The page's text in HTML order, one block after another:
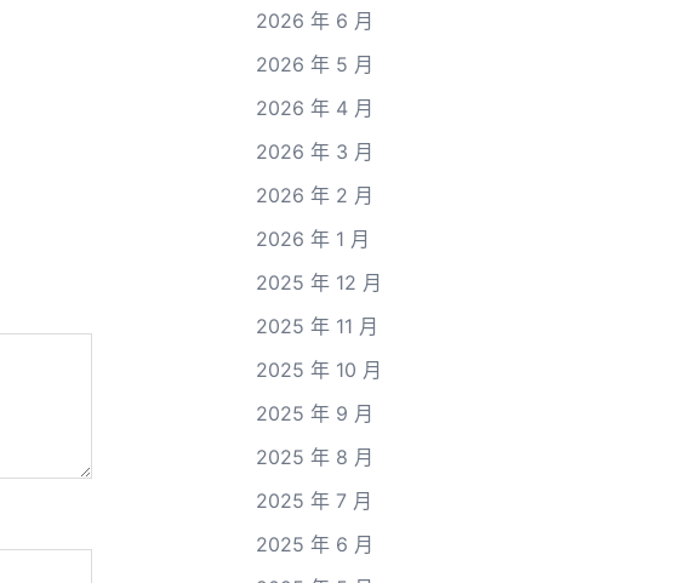
2026 年 6 月
2026 年 5 月
2026 年 4 月
2026 年 3 月
2026 年 2 月
2026 年 1 月
2025 年 12 月
2025 年 11 月
2025 年 10 月
2025 年 9 月
2025 年 8 月
2025 年 7 月
2025 年 6 月